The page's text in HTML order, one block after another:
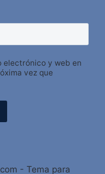
electrónico y web en
vez que
- Tema para